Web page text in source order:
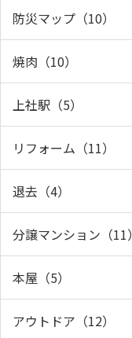
防災マップ（10）
焼肉（10）
上社駅（5）
リフォーム（11）
退去（4）
分譲マンション（11）
本屋（5）
アウトドア（12）